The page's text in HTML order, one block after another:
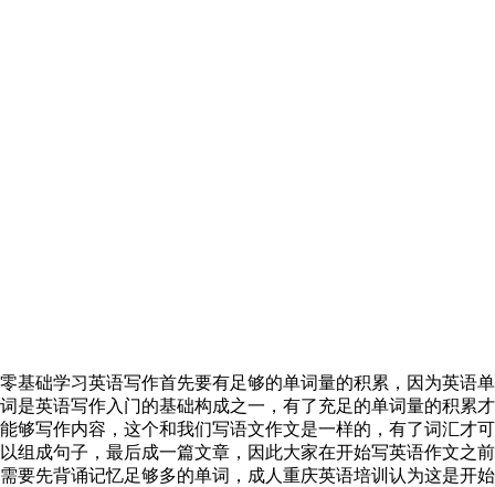
零基础学习英语写作首先要有足够的单词量的积累，因为英语单
词是英语写作入门的基础构成之一，有了充足的单词量的积累才
能够写作内容，这个和我们写语文作文是一样的，有了词汇才可
以组成句子，最后成一篇文章，因此大家在开始写英语作文之前
需要先背诵记忆足够多的单词，成人重庆英语培训认为这是开始